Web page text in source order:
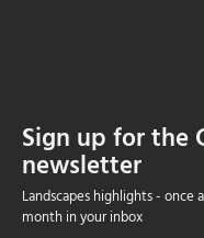
Sign up for the
newsletter
Landscapes highlights - once a
month in your inbox